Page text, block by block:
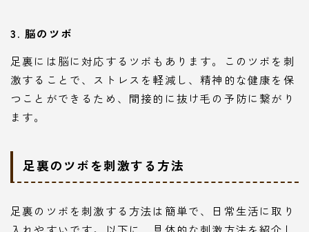
3. 脳のツボ
足裏には脳に対応するツボもあります。このツボを刺
激することで、ストレスを軽減し、精神的な健康を保
つことができるため、間接的に抜け毛の予防に繋がり
ます。
足裏のツボを刺激する方法
足裏のツボを刺激する方法は簡単で、日常生活に取り